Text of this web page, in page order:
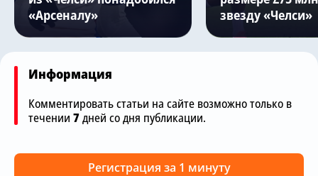
«Арсеналу»
звезду «Челси»
Информация
Комментировать статьи на сайте возможно только в
течении 7дней со дня публикации.
Регистрация за 1 минуту